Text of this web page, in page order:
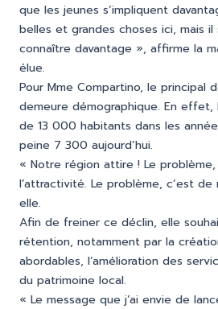
que les jeunes s’impliquent
belles et grandes choses ici, mais il
connaître davantage », affirme la
élue.
Pour Mme Compartino, le principal
demeure démographique. En
de 13 000 habitants dans les
peine 7 300 aujourd’hui.
« Notre région attire ! Le problème,
l’attractivité. Le problème, c’est
elle.
Afin de freiner ce déclin, elle
rétention, notamment par la
abordables, l’amélioration des
du patrimoine local.
« Le message que j’ai envie de